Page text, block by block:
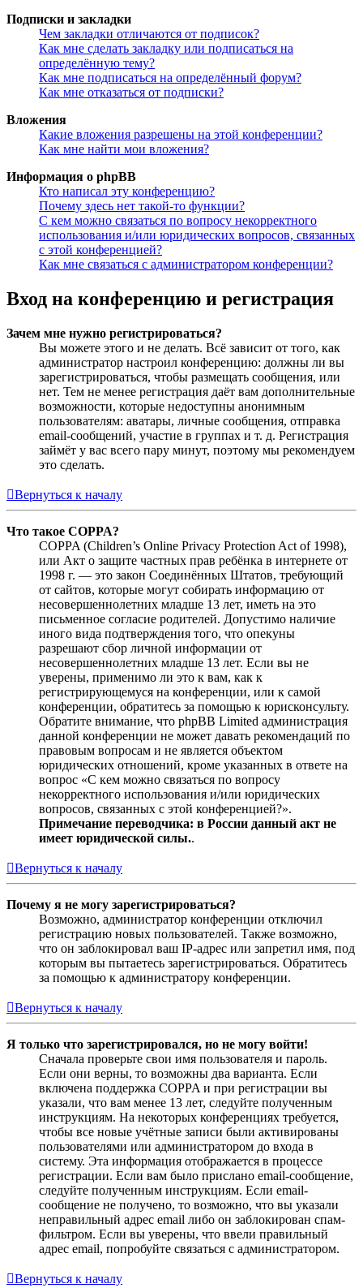
Подписки и закладки
Чем закладки отличаются от подписок?
Как мне сделать закладку или подписаться на
определённую тему?
Как мне подписаться на определённый форум?
Как мне отказаться от подписки?
Вложения
Какие вложения разрешены на этой конференции?
Как мне найти мои вложения?
Информация о phpBB
Кто написал эту конференцию?
Почему здесь нет такой-то функции?
С кем можно связаться по вопросу некорректного
использования и/или юридических вопросов, связанных
с этой конференцией?
Как мне связаться с администратором конференции?
Вход на конференцию и регистрация
Зачем мне нужно регистрироваться?
Вы можете этого и не делать. Всё зависит от того, как
администратор настроил конференцию: должны ли вы
зарегистрироваться, чтобы размещать сообщения, или
нет. Тем не менее регистрация даёт вам дополнительные
возможности, которые недоступны анонимным
пользователям: аватары, личные сообщения, отправка
email-сообщений, участие в группах и т. д. Регистрация
займёт у вас всего пару минут, поэтому мы рекомендуем
это сделать.
Вернуться к началу
Что такое COPPA?
COPPA (Children’s Online Privacy Protection Act of 1998),
или Акт о защите частных прав ребёнка в интернете от
1998 г. — это закон Соединённых Штатов, требующий
от сайтов, которые могут собирать информацию от
несовершеннолетних младше 13 лет, иметь на это
письменное согласие родителей. Допустимо наличие
иного вида подтверждения того, что опекуны
разрешают сбор личной информации от
несовершеннолетних младше 13 лет. Если вы не
уверены, применимо ли это к вам, как к
регистрирующемуся на конференции, или к самой
конференции, обратитесь за помощью к юрисконсульту.
Обратите внимание, что phpBB Limited администрация
данной конференции не может давать рекомендаций по
правовым вопросам и не является объектом
юридических отношений, кроме указанных в ответе на
вопрос «С кем можно связаться по вопросу
некорректного использования и/или юридических
вопросов, связанных с этой конференцией?».
Примечание переводчика: в России данный акт не
имеет юридической силы..
Вернуться к началу
Почему я не могу зарегистрироваться?
Возможно, администратор конференции отключил
регистрацию новых пользователей. Также возможно,
что он заблокировал ваш IP-адрес или запретил имя, под
которым вы пытаетесь зарегистрироваться. Обратитесь
за помощью к администратору конференции.
Вернуться к началу
Я только что зарегистрировался, но не могу войти!
Сначала проверьте свои имя пользователя и пароль.
Если они верны, то возможны два варианта. Если
включена поддержка COPPA и при регистрации вы
указали, что вам менее 13 лет, следуйте полученным
инструкциям. На некоторых конференциях требуется,
чтобы все новые учётные записи были активированы
пользователями или администратором до входа в
систему. Эта информация отображается в процессе
регистрации. Если вам было прислано email-сообщение,
следуйте полученным инструкциям. Если email-
сообщение не получено, то возможно, что вы указали
неправильный адрес email либо он заблокирован спам-
фильтром. Если вы уверены, что ввели правильный
адрес email, попробуйте связаться с администратором.
Вернуться к началу